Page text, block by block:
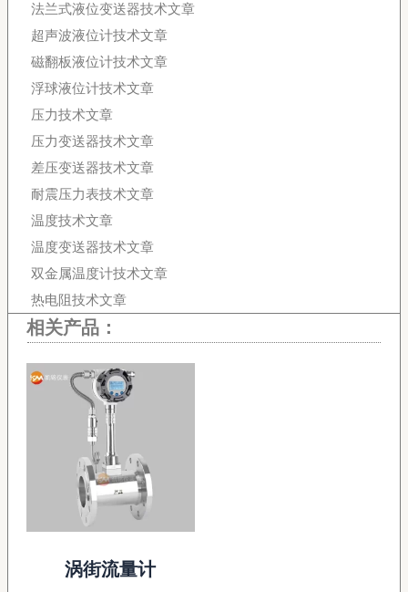
法兰式液位变送器技术文章
超声波液位计技术文章
磁翻板液位计技术文章
浮球液位计技术文章
压力技术文章
压力变送器技术文章
差压变送器技术文章
耐震压力表技术文章
温度技术文章
温度变送器技术文章
双金属温度计技术文章
热电阻技术文章
相关产品：
涡街流量计